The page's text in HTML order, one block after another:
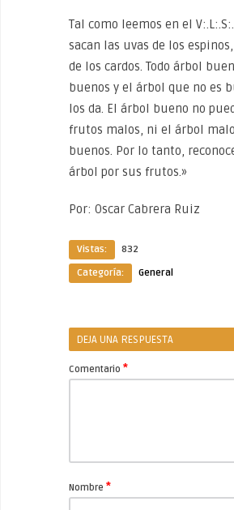
Tal como leemos en el
sacan las uvas de los
de los cardos. Todo árbol
buenos y el árbol que no es
los da. El árbol bueno no
frutos malos, ni el árbol
buenos. Por lo tanto,
árbol por sus frutos.»
Por: Oscar Cabrera Ruiz
Vistas:
832
Categoría:
General
DEJA UNA RESPUESTA
Comentario *
Nombre *